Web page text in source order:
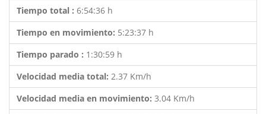
Tiempo total : 6:54:36 h
Tiempo en movimiento: 5:23:37 h
Tiempo parado : 1:30:59 h
Velocidad media total: 2.37 Km/h
Velocidad media en movimiento: 3.04 Km/h